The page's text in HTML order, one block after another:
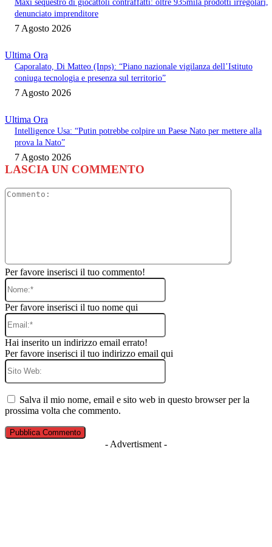
Maxi sequestro di giocattoli contraffatti: oltre 935mila prodotti irregolari,
denunciato imprenditore
7 Agosto 2026
Ultima Ora
Caporalato, Di Matteo (Inps): “Piano nazionale vigilanza dell’Istituto
coniuga tecnologia e presenza sul territorio”
7 Agosto 2026
Ultima Ora
Intelligence Usa: “Putin potrebbe colpire un Paese Nato per mettere alla
prova la Nato”
7 Agosto 2026
LASCIA UN COMMENTO
Per favore inserisci il tuo commento!
Nome:*
Per favore inserisci il tuo nome qui
Email:*
Hai inserito un indirizzo email errato!
Per favore inserisci il tuo indirizzo email qui
Sito
Salva il mio nome, email e sito web in questo browser per la
prossima volta che commento.
- Advertisment -